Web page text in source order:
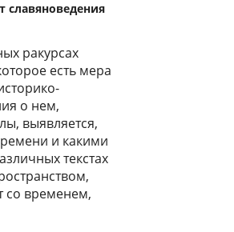
славяноведения
ракурсах
есть мера
о нем,
выявляется,
и какими
текстах
со временем,